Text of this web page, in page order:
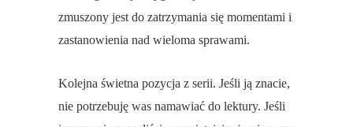
zmuszony jest do zatrzymania się momentami i
zastanowienia nad wieloma sprawami.
Kolejna świetna pozycja z serii. Jeśli ją znacie,
nie potrzebuję was namawiać do lektury. Jeśli